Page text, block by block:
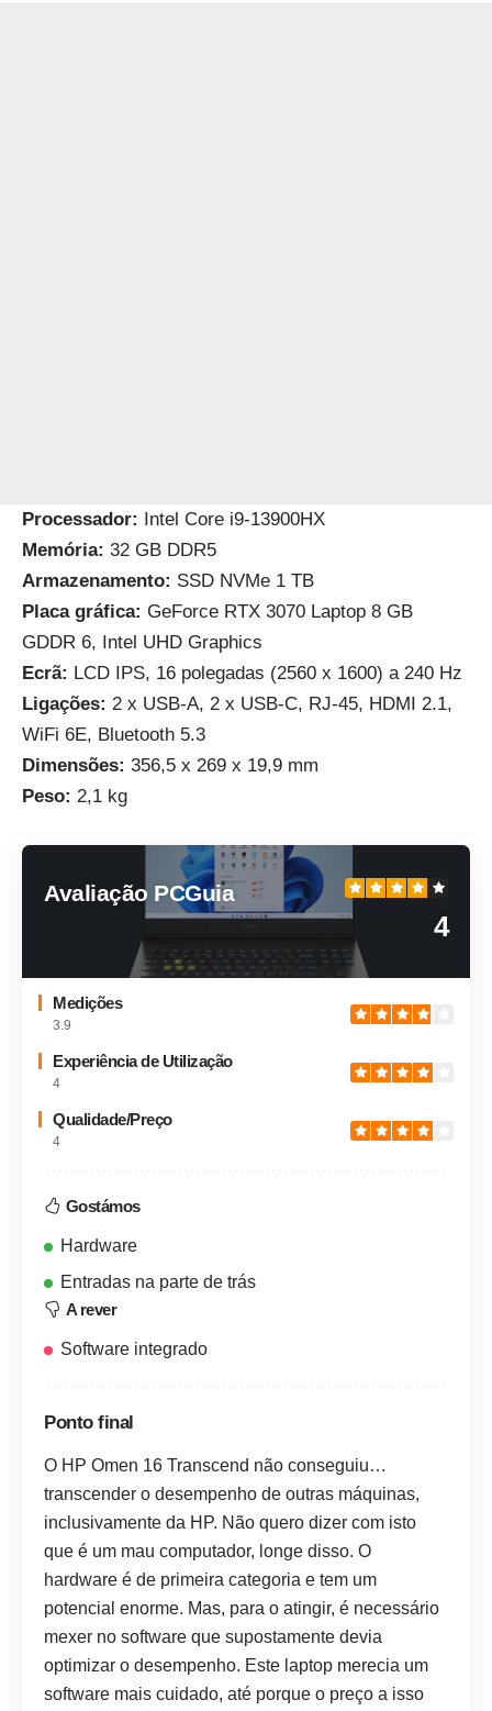
Processador: Intel Core i9-13900HX
Memória: 32 GB DDR5
Armazenamento: SSD NVMe 1 TB
Placa gráfica: GeForce RTX 3070 Laptop 8 GB
GDDR 6, Intel UHD Graphics
Ecrã: LCD IPS, 16 polegadas (2560 x 1600) a 240 Hz
Ligações: 2 x USB-A, 2 x USB-C, RJ-45, HDMI 2.1,
WiFi 6E, Bluetooth 5.3
Dimensões: 356,5 x 269 x 19,9 mm
Peso: 2,1 kg
Avaliação PCGuia
4
Medições
3.9
Experiência de Utilização
4
Qualidade/Preço
4
Gostámos
Hardware
Entradas na parte de trás
A rever
Software integrado
Ponto final
O HP Omen 16 Transcend não conseguiu…
transcender o desempenho de outras máquinas,
inclusivamente da HP. Não quero dizer com isto
que é um mau computador, longe disso. O
hardware é de primeira categoria e tem um
potencial enorme. Mas, para o atingir, é necessário
mexer no software que supostamente devia
optimizar o desempenho. Este laptop merecia um
software mais cuidado, até porque o preço a isso